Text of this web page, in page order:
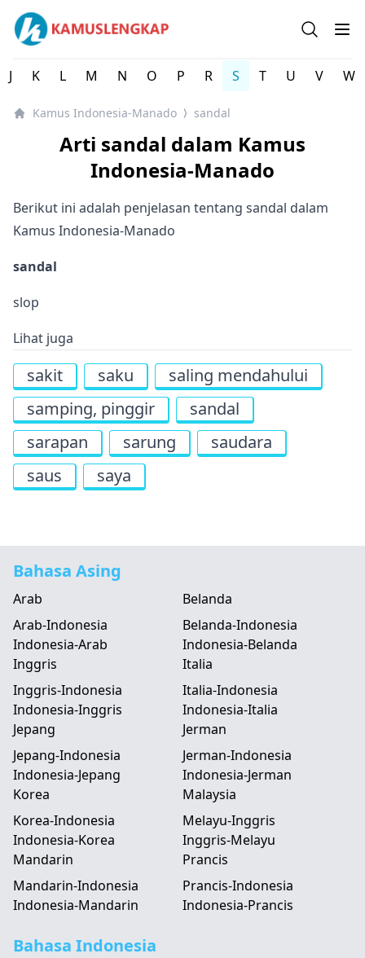
Kamus Lengkap Indonesia-Manado - Kamus Bahasa
Open
J K L M N O P R S T U V W
Kamus Indonesia-Manado ⟩ sandal
Arti sandal dalam Kamus
Indonesia-Manado
Berikut ini adalah penjelasan tentang sandal dalam
Kamus Indonesia-Manado
sandal
slop
Lihat juga
sakit saku
saling mendahului
samping, pinggir
sandal
sarapan
sarung
saudara
saus
saya
Bahasa Asing
Arab
Arab-Indonesia
Indonesia-Arab
Belanda
Belanda-Indonesia
Indonesia-Belanda
Inggris
Inggris-Indonesia
Indonesia-Inggris
Italia
Italia-Indonesia
Indonesia-Italia
Jepang
Jepang-Indonesia
Indonesia-Jepang
Jerman
Jerman-Indonesia
Indonesia-Jerman
Korea
Korea-Indonesia
Indonesia-Korea
Malaysia
Melayu-Inggris
Inggris-Melayu
Mandarin
Mandarin-Indonesia
Indonesia-Mandarin
Prancis
Prancis-Indonesia
Indonesia-Prancis
Bahasa Indonesia